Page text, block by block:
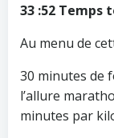
33 :52 Temps
Au menu de
30 minutes de
l’allure
minutes par